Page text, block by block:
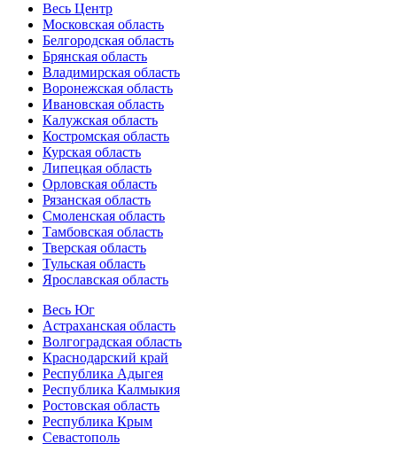
Весь Центр
Московская область
Белгородская область
Брянская область
Владимирская область
Воронежская область
Ивановская область
Калужская область
Костромская область
Курская область
Липецкая область
Орловская область
Рязанская область
Смоленская область
Тамбовская область
Тверская область
Тульская область
Ярославская область
Весь Юг
Астраханская область
Волгоградская область
Краснодарский край
Республика Адыгея
Республика Калмыкия
Ростовская область
Республика Крым
Севастополь